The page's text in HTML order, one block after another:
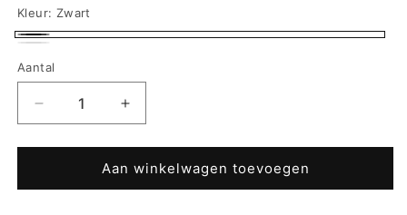
Kleur: Zwart
Zwart
Aantal
Aantal
verlagen
voor
men
Aantal
verhogen
voor
Sloggi
men
Aan winkelwagen toevoegen